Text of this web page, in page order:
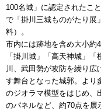
100名城」に認定されたこ
で「掛川三城ものがたり展
料）。
市内には跡地を含め大小約
「掛川城」「高天神城」
川、武田勢が攻防を繰り
す舞台となった城郭。より
のジオラマ模型をはじめ、
のパネルなど、約70点を展